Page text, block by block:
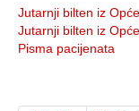
Jutarnji bilten iz
Jutarnji bilten iz
Pisma pacijenata